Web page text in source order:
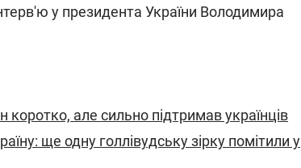
у президента України Володимира
але сильно підтримав українців
ще одну голлівудську зірку помітили у